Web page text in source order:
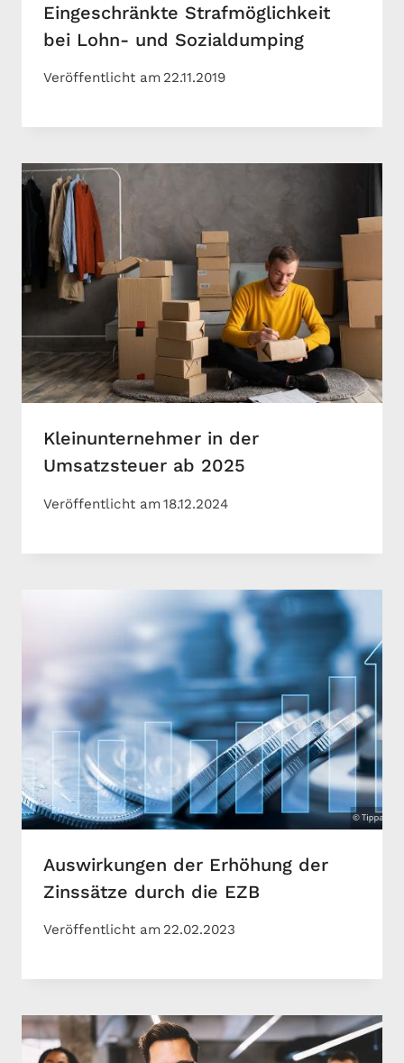
Eingeschränkte Strafmöglichkeit
bei Lohn- und Sozialdumping
Veröffentlicht am 22.11.2019
Kleinunternehmer in der
Umsatzsteuer ab 2025
Veröffentlicht am18.12.2024
Auswirkungen der Erhöhung der
Zinssätze durch die EZB
Veröffentlicht am 22.02.2023